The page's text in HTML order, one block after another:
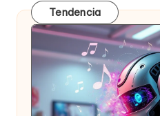
Tendencia